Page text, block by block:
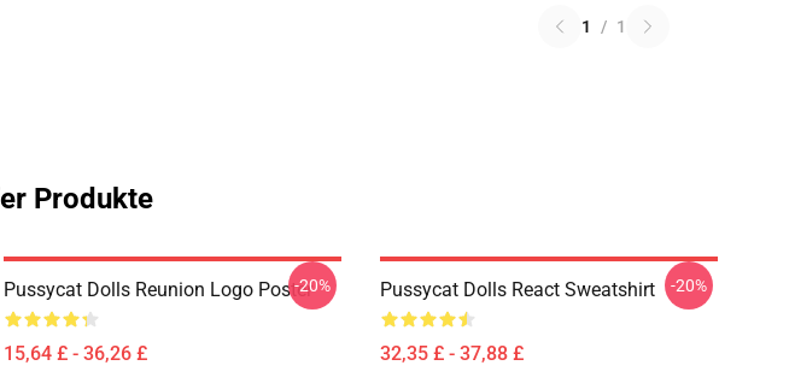
1 / 1
Produkte
Pussycat Dolls Reunion Logo Poster
15,64 £ - 36,26 £
-20% Pussycat Dolls React Sweatshirt
32,35 £ - 37,88 £
-20%